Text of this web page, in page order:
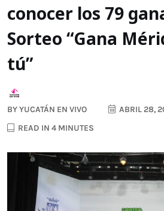
conocer los 79
Sorteo “Gana
tú”
BYYUCATÁN EN VIVO
ABRIL 28,
READ IN 4 MINUTES